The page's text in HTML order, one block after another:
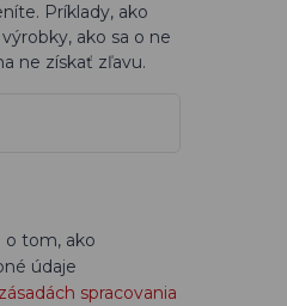
Príklady, ako
ako sa o ne
ne získať zľavu.
o tom, ako
údaje
zásadách spracovania